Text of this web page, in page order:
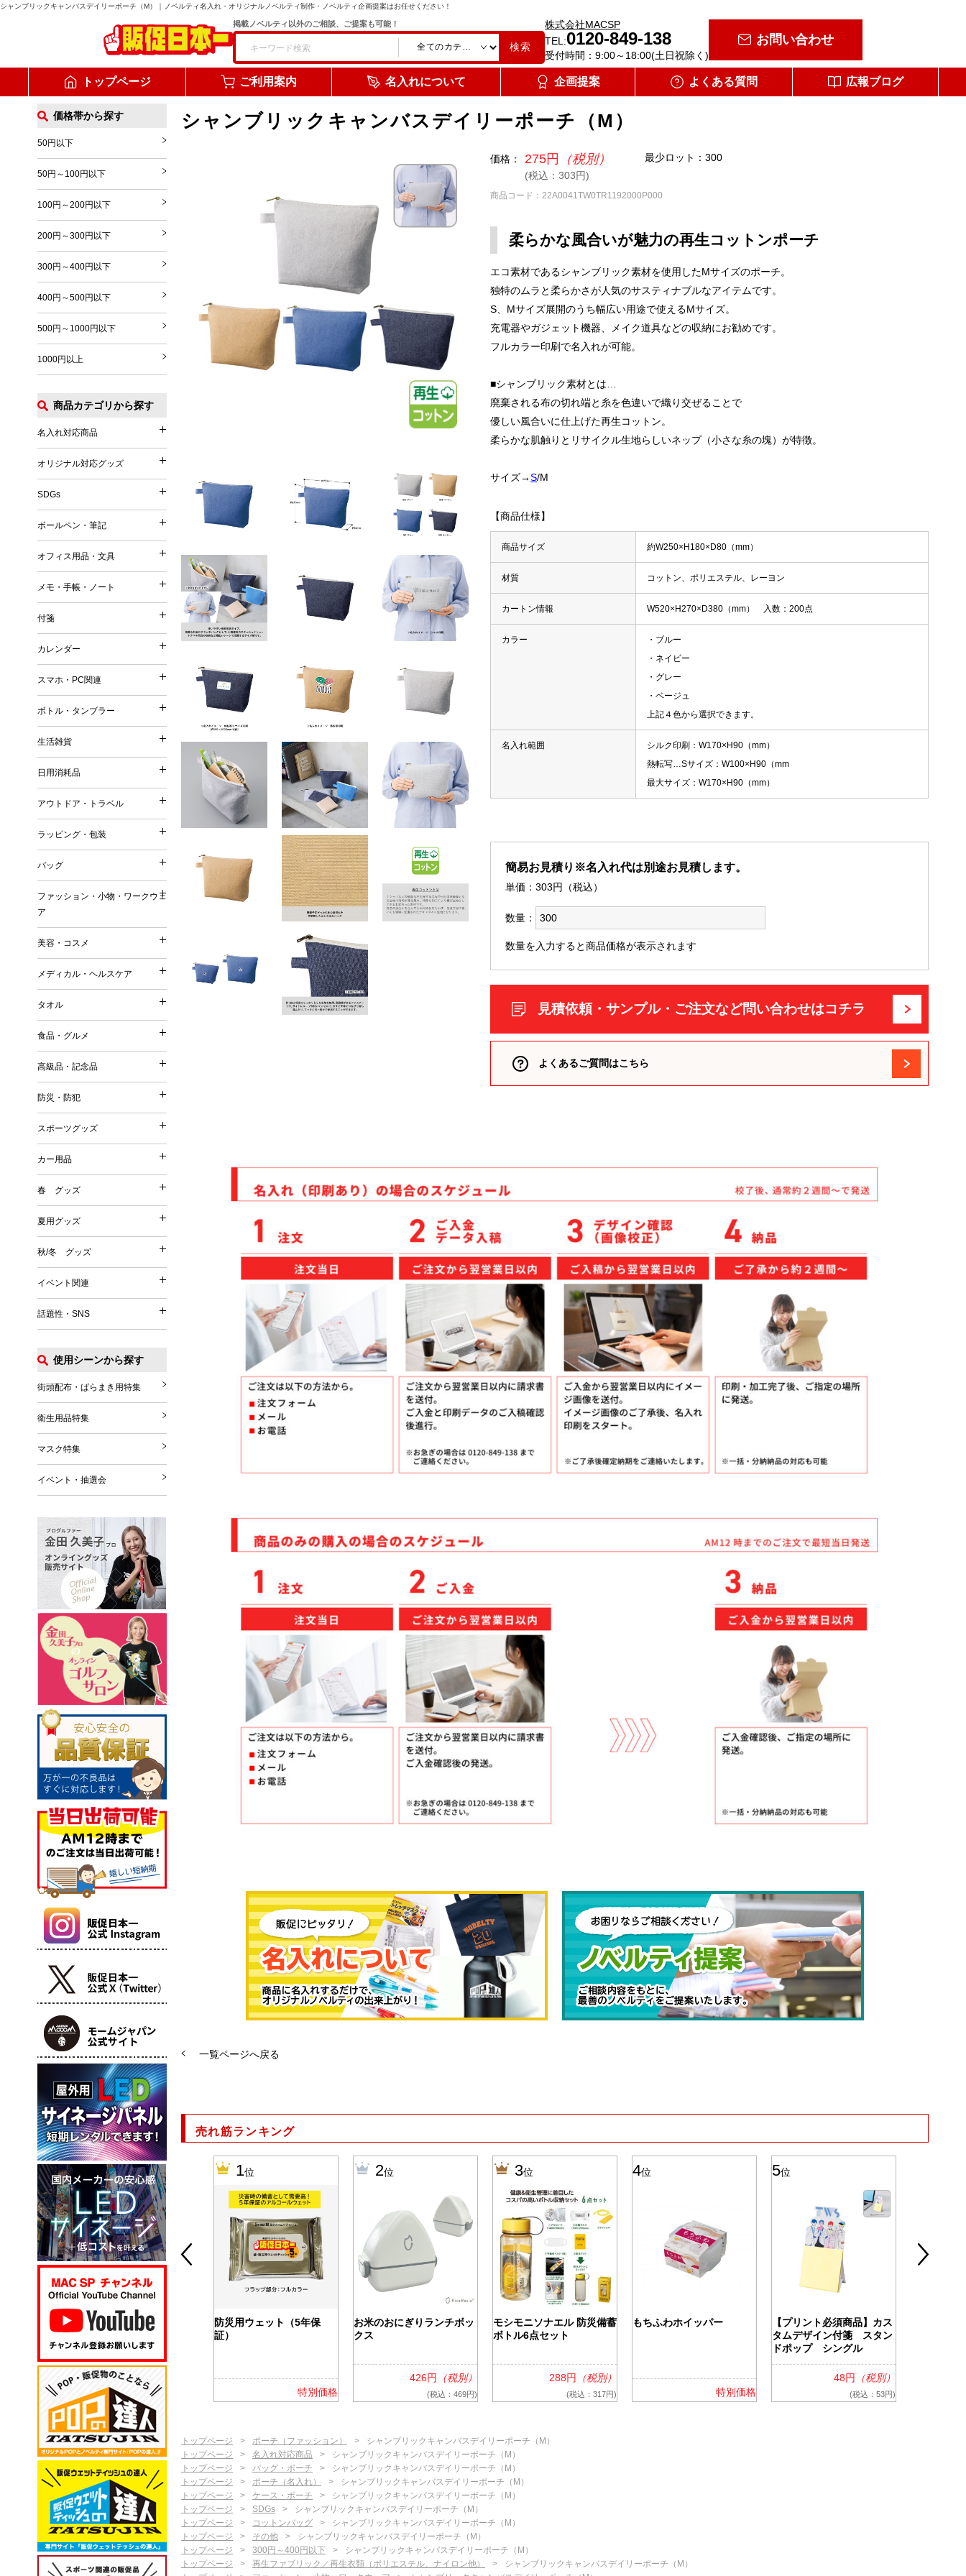
シャンブリックキャンバスデイリーポーチ（M） ｜ノベルティ名入れ・オリジナルノベルティ制作・ノベルティ企画提案はお任せください！
掲載ノベルティ以外のご相談、ご提案も可能！
検索
株式会社MACSP
TEL:0120-849-138
受付時間：9:00～18:00(土日祝除く)
お問い合わせ
トップページ ご利用案内 名入れについて 企画提案 よくある質問 広報ブログ
シャンブリックキャンバスデイリーポーチ（M）
価格： 275円 （税別）
(税込：303円)
最少ロット：300
商品コード：22A0041TW0TR1192000P000
柔らかな風合いが魅力の再生コットンポーチ
エコ素材であるシャンブリック素材を使用したMサイズのポーチ。
独特のムラと柔らかさが人気のサスティナブルなアイテムです。
S、Mサイズ展開のうち幅広い用途で使えるMサイズ。
充電器やガジェット機器、メイク道具などの収納にお勧めです。
フルカラー印刷で名入れが可能。
■シャンブリック素材とは…
廃棄される布の切れ端と糸を色違いで織り交ぜることで
優しい風合いに仕上げた再生コットン。
柔らかな肌触りとリサイクル生地らしいネップ（小さな糸の塊）が特徴。
サイズ→S/M
【商品仕様】
商品サイズ 約W250×H180×D80（mm）
材質 コットン、ポリエステル、レーヨン
カートン情報 W520×H270×D380（mm） 入数：200点
カラー
・ブルー
・ネイビー
・グレー
・ベージュ
上記４色から選択できます。
名入れ範囲
シルク印刷：W170×H90（mm）
熱転写…Sサイズ：W100×H90（mm
最大サイズ：W170×H90（mm）
簡易お見積り※名入れ代は別途お見積します。
単価： 303円（税込）
数量：
数量を入力すると商品価格が表示されます
見積依頼・サンプル・ご注文など問い合わせはコチラ
よくあるご質問はこちら
一覧ページへ戻る
売れ筋ランキング
ー付ふせ
特別価格
10
バッテリー＆ウォーマー
5000
特別価格
1位
防災用ウェット（5年保
証）
特別価格
2位
お米のおにぎりランチボッ
クス
426円 （税別）
(税込：469円)
3位
モシモニソナエル 防災備蓄
ボトル6点セット
288円 （税別）
(税込：317円)
4位
もちふわホイッパー
特別価格
5位
【プリント必須商品】カス
タムデザイン付箋 スタン
ドポップ シングル
48円 （税別）
(税込：53円)
トップページ ポーチ（ファッション）
シャンブリックキャンバスデイリーポーチ（M）
トップページ
名入れ対応商品
シャンブリックキャンバスデイリーポーチ（M）
トップページ
パッグ・ポーチ
シャンブリックキャンバスデイリーポーチ（M）
トップページ
ポーチ（名入れ）
シャンブリックキャンバスデイリーポーチ（M）
トップページ
ケース・ポーチ
シャンブリックキャンバスデイリーポーチ（M）
トップページ
SDGs
シャンブリックキャンバスデイリーポーチ（M）
トップページ
コットンバッグ
シャンブリックキャンバスデイリーポーチ（M）
トップページ
その他
シャンブリックキャンバスデイリーポーチ（M）
トップページ
300円～400円以下
シャンブリックキャンバスデイリーポーチ（M）
トップページ
再生ファブリック／再生衣類（ポリエステル、ナイロン他）
シャンブリックキャンバスデイリーポーチ（M）
価格帯から探す
50円以下
50円～100円以下
100円～200円以下
200円～300円以下
300円～400円以下
400円～500円以下
500円～1000円以下
1000円以上
商品カテゴリから探す
名入れ対応商品
フルカラー印刷対応
オリジナル対応グッズ
オリジナル対応
SDGs
麦／麦わら
コーヒー
再生PET／リサイクルPET
再生PP
他）
リサイクルコットン
オーガニックコットン
再生不織布
ジュート
リサイクルPVC
リサイクルレザー
ラバーウッド（ゴムの木）
米・ライスレジン
森林認証紙
森林認証紙使用パッケージ
ボールペン・筆記
ボールペン
印鑑・ハンコ付きペン
フェルトペン・サインペン・マーカー
蛍光ペン・ラインマーカー
鉛筆・色鉛筆
筆記具（その他）
オフィス用品・文具
オフィス用品・文具
文具
雑貨
メモ・手帳・ノート
メモ・手帳・ノート
ノート
手帳
付箋
付箋
普通紙 付箋
特殊紙・再生紙・古紙 付箋
フィルム 付箋
メモパッド・カバー無し 付箋
紙カバー・ソフトカバー付 付箋
ハードカバー・上製本 付箋
缶・プラ・ケース入り 付箋
ダイカット（型抜き） 付箋
デザイン・キャラクタープリント入り 付箋
変わり種・セット・その他 付箋
名刺大サイズ 付箋
付箋本体に名入れ・印刷可
カレンダー
壁掛けカレンダー
万年カレンダー
スマホ・PC関連
スマホ・PC関連
充電器・モバイルバッテリー
ケース・ポーチ
スタンド
その他
ボトル・タンブラー
ボトル
タンブラー
マグカップ
生活雑貨
生活雑貨
キッチングッズ（調理器具、雑貨）
マグネット
バスグッズ
リビンググッズ
名入れ傘・雨具
日用消耗品
日用消耗品
キッチン日用消耗品
日用品ギフトセット
アウトドア・トラベル
アウトドア・トラベル
アウトドアグッズ
ラッピング・包装
ラッピング・包装
巾着（ラッピング用品）
バッグ
エコバッグ
コットンバッグ
ファッション・小物・ワークウェ
ア
ファッション・小物・ワークウェア
ストール・マフラー・UVケア
美容・コスメ
美容・コスメ
ポーチ（名入れ）
メディカル・ヘルスケア
メディカル・ヘルスケア
その他
タオル
タオルギフトセット
食品・グルメ
高級品・記念品
洗剤・石鹸・ケア用品
防災・防犯
防犯グッズ
スポーツグッズ
カー用品
カー用品
春 グッズ
春 グッズ
夏用グッズ
涼感タオル
秋/冬 グッズ
パッグ・ポーチ
マフラー・ストール
グローブ・シューズ
ブランケット
その他雑貨
ハロウィングッズ
クリスマスグッズ
イベント関連
ジャンパー
話題性・SNS
話題性・SNS
推し活グッズ
SNS関連グッズ
使用シーンから探す
街頭配布・ばらまき用特集
衛生用品特集
マスク特集
イベント・抽選会